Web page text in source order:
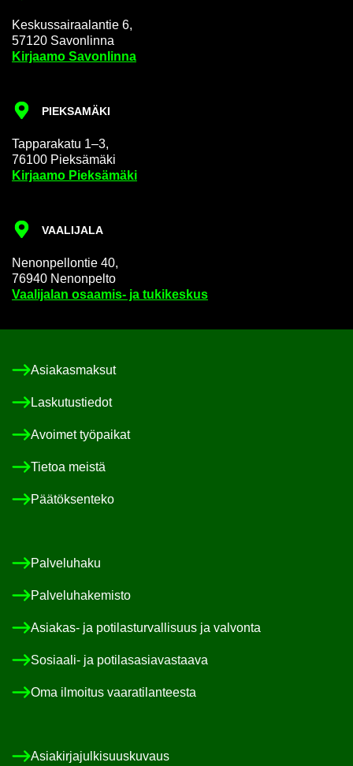
Kes­kus­sai­raa­lan­tie 6,
57120 Sa­von­lin­na
Kir­jaa­mo Sa­von­lin­na
PIEK­SA­MÄ­KI
Tap­pa­ra­ka­tu 1–3,
76100 Piek­sä­mä­ki
Kir­jaa­mo Piek­sä­mä­ki
VAA­LI­JA­LA
Ne­non­pel­lon­tie 40,
76940 Ne­non­pel­to
Vaa­li­ja­lan osaamis-​ ja tu­ki­kes­kus
Asia­kas­mak­sut
Las­ku­tus­tie­dot
Avoi­met työ­pai­kat
Tie­toa meis­tä
Pää­tök­sen­te­ko
Pal­ve­lu­ha­ku
Pal­ve­lu­ha­ke­mis­to
Asiakas-​ ja po­ti­las­tur­val­li­suus ja val­von­ta
Sosiaali-​ ja po­ti­las­asia­vas­taa­va
Oma il­moi­tus vaa­ra­ti­lan­tees­ta
Asia­kir­ja­jul­ki­suus­ku­vaus